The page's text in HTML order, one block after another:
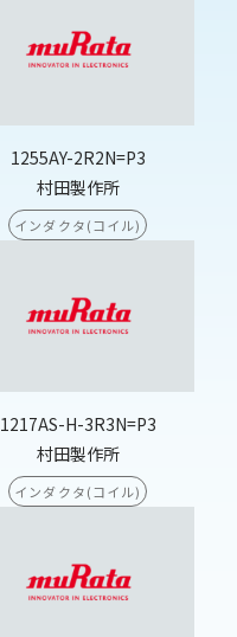
1255AY-2R2N=P3
村田製作所
インダクタ(コイル)
1217AS-H-3R3N=P3
村田製作所
インダクタ(コイル)